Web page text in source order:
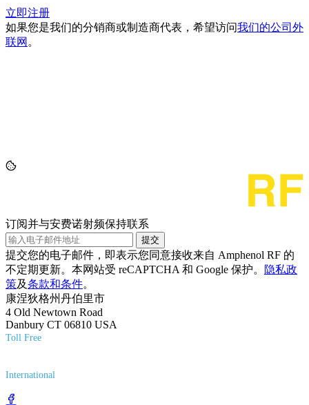
立即注册
如果您是我们的分销商或制造商代表，希望访问我们的公司外
联网 。
订阅并与安费诺射频保持联系
提交
提交您的电子邮件，即表示您同意接收来自 Amphenol RF 的
不定期更新。本网站受 reCAPTCHA 和 Google 保护。
隐私政
策及条款和条件。
康涅狄格州丹伯里市
4 Old Newtown Road
Danbury CT 06810 USA
Toll Free
International